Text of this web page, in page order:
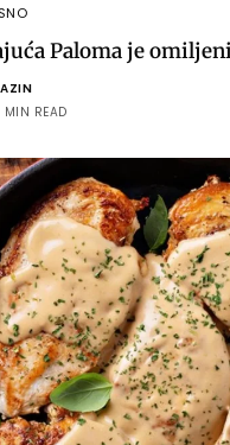
Paloma je
MIN READ